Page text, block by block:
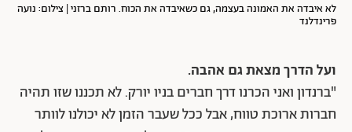
לא איבדה את האמונה בעצמה, גם כשאיבדה את הכוח. רותם ברזני | צילום: נועה
פרינדלנד
ועל הדרך מצאת גם אהבה.
"ברנדון ואני הכרנו דרך חברים בניו יורק. לא תכננו שזו תהיה
חברות ארוכת טווח, אבל ככל שעבר הזמן לא יכולנו לוותר